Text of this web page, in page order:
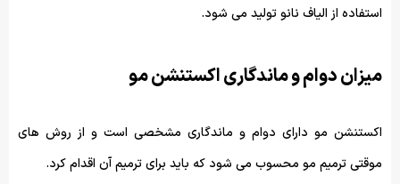
استفاده از الیاف نانو تولید می شود.
میزان دوام و ماندگاری اکستنشن مو
اکستنشن مو دارای دوام و ماندگاری مشخصی است و از روش های
موقتی ترمیم مو محسوب می شود که باید برای ترمیم آن اقدام کرد.